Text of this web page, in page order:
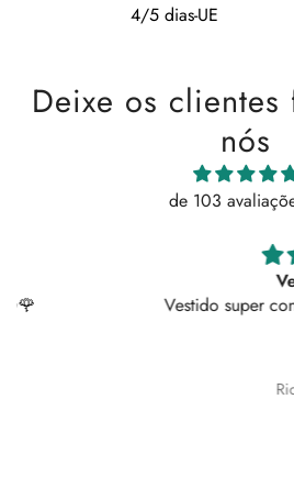
4/5 dias-UE
Deixe os
nós
de 103
Vestido 5 ⭐
Vestido super confortável.
Ricardo Paulo